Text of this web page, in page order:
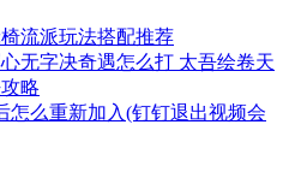
流派玩法搭配推荐
无字决奇遇怎么打 太吾绘卷天
略
怎么重新加入(钉钉退出视频会